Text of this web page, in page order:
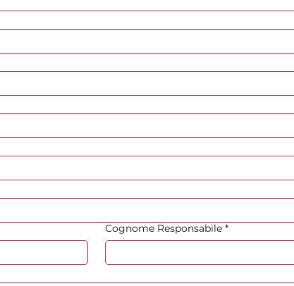
Cognome Responsabile *